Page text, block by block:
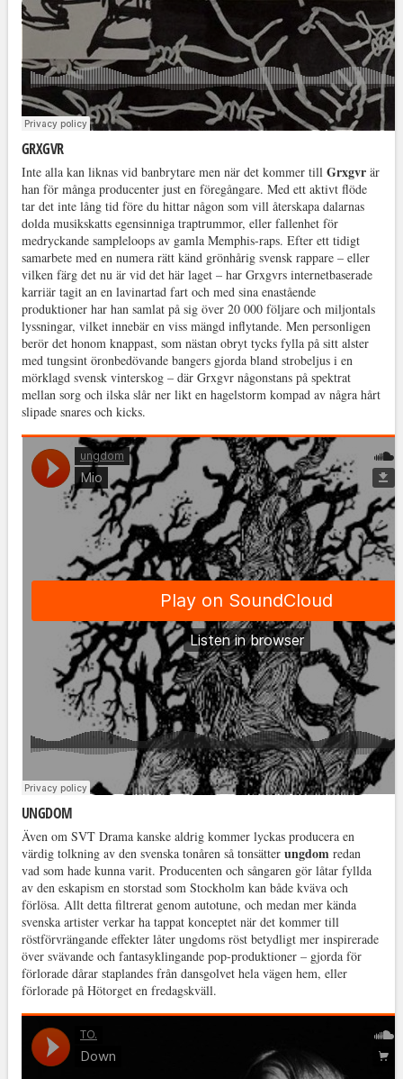
GRXGVR
Inte alla kan liknas vid banbrytare men när det kommer till Grxgvrär
han för många producenter just en föregångare. Med ett aktivt flöde
tar det inte lång tid före du hittar någon som vill återskapa dalarnas
dolda musikskatts egensinniga traptrummor, eller fallenhet för
medryckande sampleloops av gamla Memphis-raps. Efter ett tidigt
samarbete med en numera rätt känd grönhårig svensk rappare – eller
vilken färg det nu är vid det här laget – har Grxgvrs internetbaserade
karriär tagit an en lavinartad fart och med sina enastående
produktioner har han samlat på sig över 20 000 följare och miljontals
lyssningar, vilket innebär en viss mängd inflytande. Men personligen
berör det honom knappast, som nästan obryt tycks fylla på sitt alster
med tungsint öronbedövande bangers gjorda bland strobeljus i en
mörklagd svensk vinterskog – där Grxgvr någonstans på spektrat
mellan sorg och ilska slår ner likt en hagelstorm kompad av några hårt
slipade snares och kicks.
UNGDOM
Även om SVT Drama kanske aldrig kommer lyckas producera en
värdig tolkning av den svenska tonåren så tonsätter ungdomredan
vad som hade kunna varit. Producenten och sångaren gör låtar fyllda
av den eskapism en storstad som Stockholm kan både kväva och
förlösa. Allt detta filtrerat genom autotune, och medan mer kända
svenska artister verkar ha tappat konceptet när det kommer till
röstförvrängande effekter låter ungdoms röst betydligt mer inspirerade
över svävande och fantasyklingande pop-produktioner – gjorda för
förlorade dårar staplandes från dansgolvet hela vägen hem, eller
förlorade på Hötorget en fredagskväll.